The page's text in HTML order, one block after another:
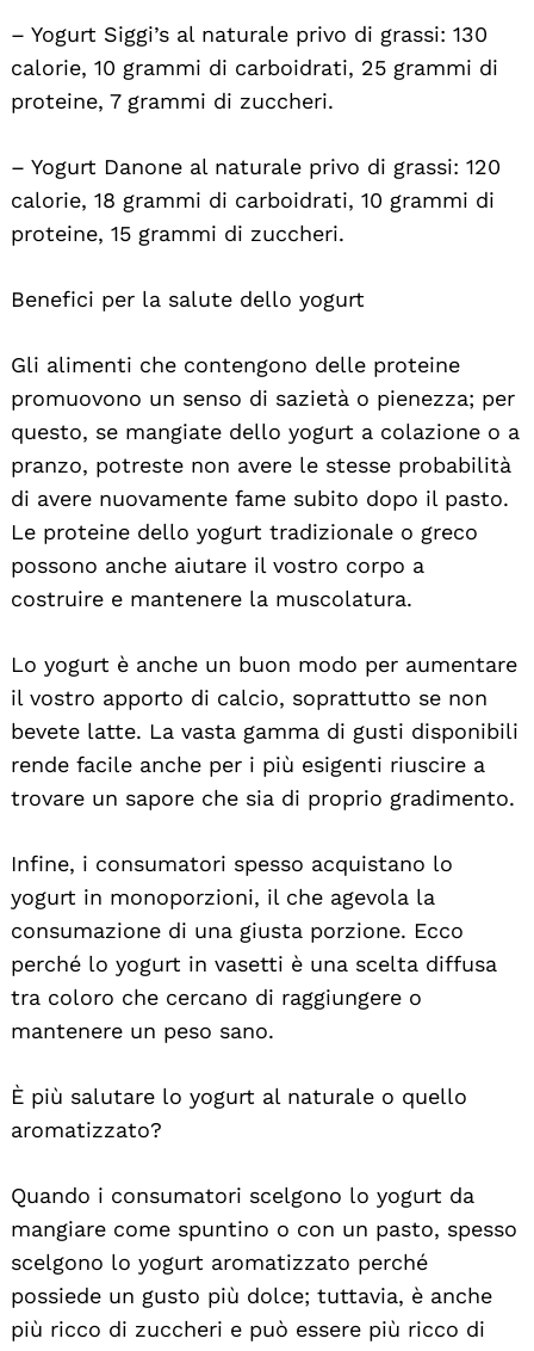
– Yogurt Siggi’s al naturale privo di grassi: 130
calorie, 10 grammi di carboidrati, 25 grammi di
proteine, 7 grammi di zuccheri.
– Yogurt Danone al naturale privo di grassi: 120
calorie, 18 grammi di carboidrati, 10 grammi di
proteine, 15 grammi di zuccheri.
Benefici per la salute dello yogurt
Gli alimenti che contengono delle proteine
promuovono un senso di sazietà o pienezza; per
questo, se mangiate dello yogurt a colazione o a
pranzo, potreste non avere le stesse probabilità
di avere nuovamente fame subito dopo il pasto.
Le proteine dello yogurt tradizionale o greco
possono anche aiutare il vostro corpo a
costruire e mantenere la muscolatura.
Lo yogurt è anche un buon modo per aumentare
il vostro apporto di calcio, soprattutto se non
bevete latte. La vasta gamma di gusti disponibili
rende facile anche per i più esigenti riuscire a
trovare un sapore che sia di proprio gradimento.
Infine, i consumatori spesso acquistano lo
yogurt in monoporzioni, il che agevola la
consumazione di una giusta porzione. Ecco
perché lo yogurt in vasetti è una scelta diffusa
tra coloro che cercano di raggiungere o
mantenere un peso sano.
È più salutare lo yogurt al naturale o quello
aromatizzato?
Quando i consumatori scelgono lo yogurt da
mangiare come spuntino o con un pasto, spesso
scelgono lo yogurt aromatizzato perché
possiede un gusto più dolce; tuttavia, è anche
più ricco di zuccheri e può essere più ricco di